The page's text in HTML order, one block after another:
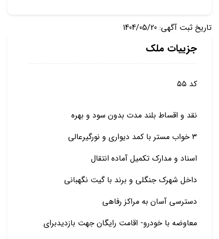
تاریخ ثبت آگهی: 1404/05/20
جزییات ملک
کد ۵۵
نقد و اقساط بلند مدت بدون سود و بهره
۳ خواب مستر با کمد دیواری و نورگیرعالی
اسناد و مدارک تکمیل آماده انتقال
داخل شهرک جنگلی و برند با گیت نگهبانی
دسترسی آسان به مراکز رفاهی
معاوضه با خودرو- اقامت رایگان جهت بازدیدبرای